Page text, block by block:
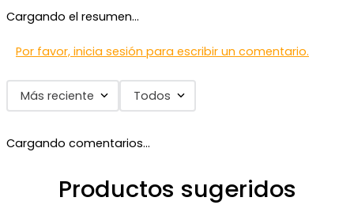
Cargando el resumen…
Por favor, inicia sesión para escribir un comentario.
Más reciente Todos
Cargando comentarios…
Productos sugeridos